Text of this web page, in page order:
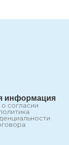
информация
согласии